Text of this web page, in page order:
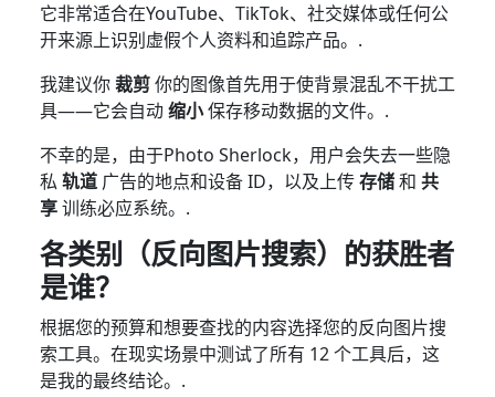
它非常适合在YouTube、TikTok、社交媒体或任何公
开来源上识别虚假个人资料和追踪产品。.
我建议你裁剪你的图像首先用于使背景混乱不干扰工
具——它会自动缩小保存移动数据的文件。.
不幸的是，由于Photo Sherlock，用户会失去一些隐
私 轨道 广告的地点和设备 ID，以及上传存储和 共
享训练必应系统。.
各类别（反向图片搜索）的获胜者
是谁？
根据您的预算和想要查找的内容选择您的反向图片搜
索工具。在现实场景中测试了所有 12 个工具后，这
是我的最终结论。.